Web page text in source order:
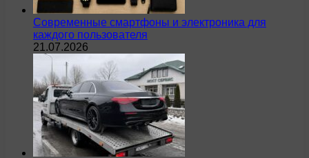
Современные смартфоны и электроника для
каждого пользователя
21.07.2026